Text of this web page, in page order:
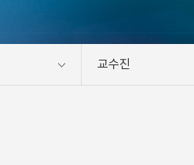
교수진